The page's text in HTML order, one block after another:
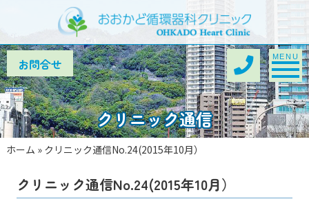
Toggle
MENU
クリニック通信
ホーム » クリニック通信No.24(2015年10月）
クリニック通信No.24(2015年10月）